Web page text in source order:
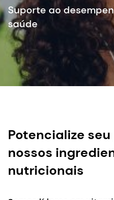
Suporte ao
saúde
Potencialize
nossos
nutricionais